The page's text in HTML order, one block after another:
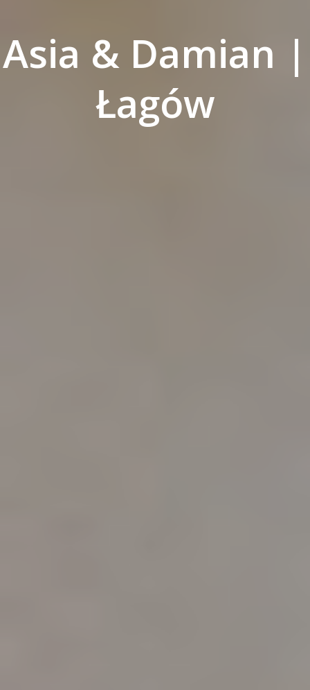
Asia & Damian |
Łagów